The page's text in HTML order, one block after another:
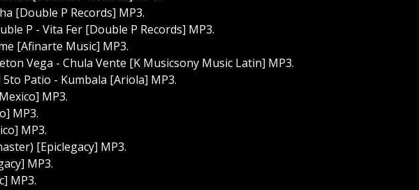
[Double P Records] MP3.
P - Vita Fer [Double P Records] MP3.
[Afinarte Music] MP3.
Vega - Chula Vente [K Musicsony Music Latin] MP3.
Patio - Kumbala [Ariola] MP3.
MP3.
MP3.
MP3.
[Epiclegacy] MP3.
MP3.
MP3.